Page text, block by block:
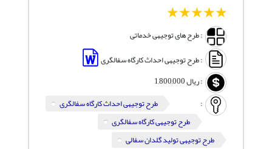
5
4
3
2
: طرح های توجیهی خدماتی
: طرح توجیهی احداث کارگاه سفالگری
:ریال1,800,000
:
طرح توجیهی احداث کارگاه سفالگری
طرح توجیهی کارگاه سفالگری
طرح توجیهی تولید گلدان سفالی